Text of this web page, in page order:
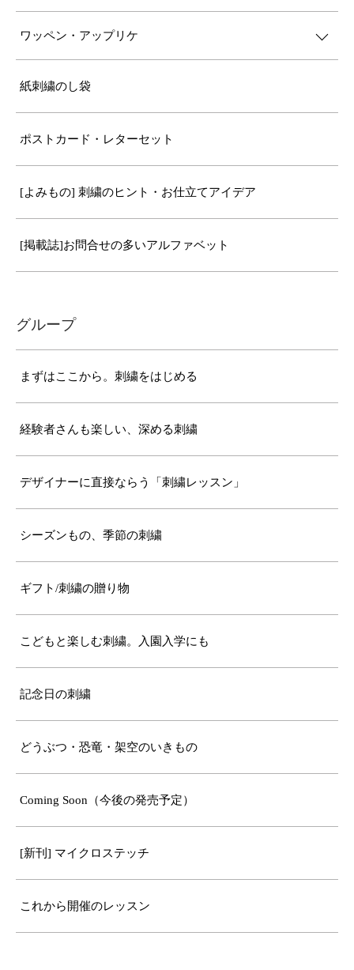
ワッペン・アップリケ
紙刺繍のし袋
ポストカード・レターセット
[よみもの] 刺繍のヒント・お仕立てアイデア
[掲載誌]お問合せの多いアルファベット
グループ
まずはここから。刺繍をはじめる
経験者さんも楽しい、深める刺繍
デザイナーに直接ならう「刺繍レッスン」
シーズンもの、季節の刺繍
ギフト/刺繍の贈り物
こどもと楽しむ刺繍。入園入学にも
記念日の刺繍
どうぶつ・恐竜・架空のいきもの
Coming Soon（今後の発売予定）
[新刊] マイクロステッチ
これから開催のレッスン